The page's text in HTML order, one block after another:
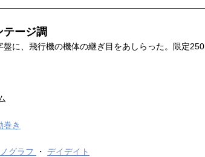
ージ調
盤に、飛行機の機体の継ぎ目をあしらった。限定250
巻き
グラフ
デイデイト